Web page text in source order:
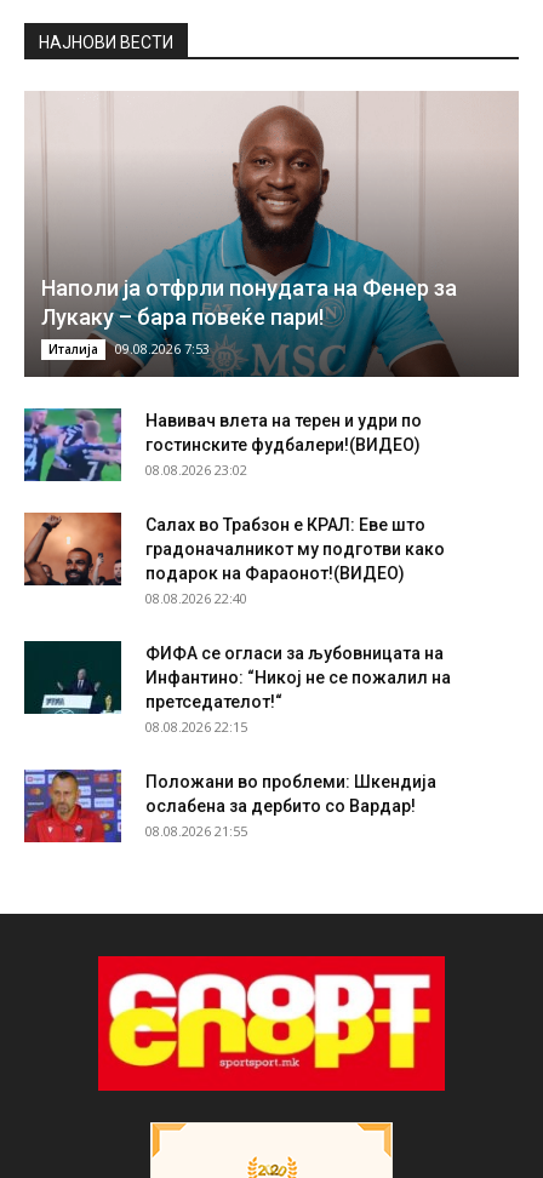
НAЈНОВИ ВЕСТИ
Наполи ја отфрли понудата на Фенер за
Лукаку – бара повеќе пари!
Италија 09.08.2026 7:53
Навивач влета на терен и удри по
гостинските фудбалери!(ВИДЕО)
08.08.2026 23:02
Салах во Трабзон е КРАЛ: Еве што
градоначалникот му подготви како
подарок на Фараонот!(ВИДЕО)
08.08.2026 22:40
ФИФА се огласи за љубовницата на
Инфантино: “Никој не се пожалил на
претседателот!“
08.08.2026 22:15
Положани во проблеми: Шкендија
ослабена за дербито со Вардар!
08.08.2026 21:55